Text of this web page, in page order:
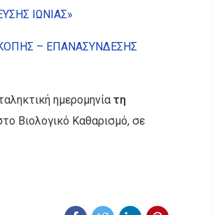
ΙΩΝΙΑΣ»
– ΕΠΑΝΑΣΥΝΔΕΣΗΣ
ημερομηνία τη
Βιολογικό Καθαρισμό, σε